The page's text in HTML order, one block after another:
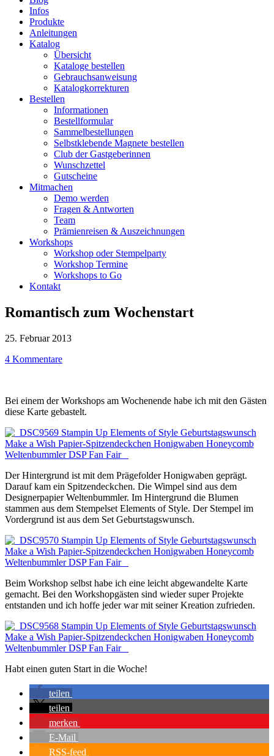
Infos
Produkte
Anleitungen
Katalog
Übersicht
Kataloge bestellen
Gebrauchsanweisung
Katalogkorrekturen
Bestellen
Informationen
Bestellformular
Sammelbestellungen
Selbstklebende Magnete bestellen
Club der Gastgeberinnen
Wunschzettel
Gutscheine
Mitmachen
Demo werden
Fragen & Antworten
Team
Prämienreisen & Auszeichnungen
Workshops
Workshop oder Stempelparty
Workshop Termine
Workshops to Go
Kontakt
Romantisch zum Wochenstart
25. Februar 2013
4 Kommentare
Bei einem der Workshops am Wochenende habe ich mit den Gästen
diese Karte gebastelt.
Der Hintergrund ist mit dem Prägefolder Honigwaben geprägt.
Darauf kam ein Spitzendeckchen. Die Wimpel sind aus dem
Designerpapier Weltenbummler. Im Hintergrund die Blumen
stammen aus dem Stempelset Elements of Style. Der Stempel im
Vordergrund ist aus dem Set Geburtstagswunsch.
Beim Workshop selbst habe ich eine leicht abgewandelte Karte
gemacht. Bei den Workshopgästen sind wieder super Projekte
entstanden und ich hoffe jeder war mit seiner Kreation zufrieden.
Habt einen guten Start in die Woche!
teilen
teilen
merken
E-Mail
RSS-feed